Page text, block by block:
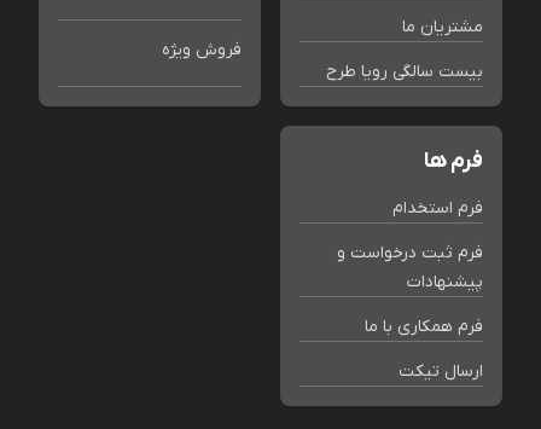
مشتریان ما
بیست سالگی رویا طرح
فروش ویژه
فرم ها
فرم استخدام
فرم ثبت درخواست و
پیشنهادات
فرم همکاری با ما
ارسال تیکت